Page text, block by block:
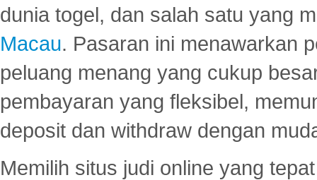
dunia togel, dan salah satu yang
Macau. Pasaran ini menawarkan
peluang menang yang cukup
pembayaran yang fleksibel,
deposit dan withdraw dengan
Memilih situs judi online yang